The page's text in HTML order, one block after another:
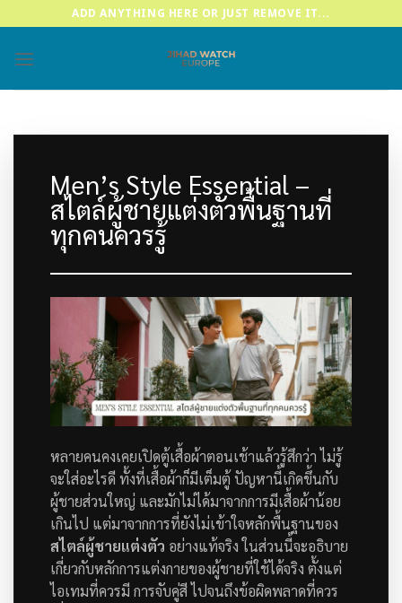
to
content
ADD ANYTHING HERE OR JUST REMOVE IT...
Men’s Style Essential –
สไตล์ผู้ชายแต่งตัวพื้นฐานที่
ทุกคนควรรู้
หลายคนคงเคยเปิดตู้เสื้อผ้าตอนเช้าแล้วรู้สึกว่า ไม่รู้
จะใส่อะไรดี ทั้งที่เสื้อผ้าก็มีเต็มตู้ ปัญหานี้เกิดขึ้นกับ
ผู้ชายส่วนใหญ่ และมักไม่ได้มาจากการมีเสื้อผ้าน้อย
เกินไป แต่มาจากการที่ยังไม่เข้าใจหลักพื้นฐานของ
สไตล์ผู้ชายแต่งตัว อย่างแท้จริงในส่วนนี้จะอธิบาย
เกี่ยวกับหลักการแต่งกายของผู้ชายที่ใช้ได้จริง ตั้งแต่
ไอเทมที่ควรมี การจับคู่สี ไปจนถึงข้อผิดพลาดที่ควร